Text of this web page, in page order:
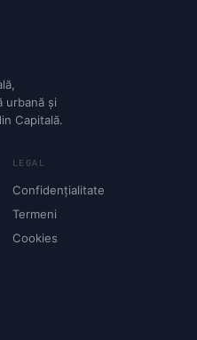
urbană și
Capitală.
LEGAL
Confidențialitate
Termeni
Cookies